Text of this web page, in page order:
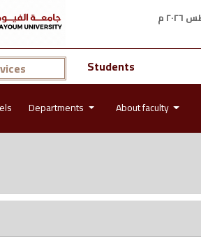
Students
Departments About faculty